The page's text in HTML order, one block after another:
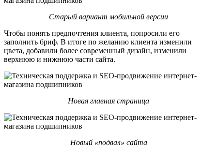
Старый вариант мобильной версии
Чтобы понять предпочтения клиента, попросили его
заполнить бриф. В итоге по желанию клиента изменили
цвета, добавили более современный дизайн, изменили
верхнюю и нижнюю части сайта.
Новая главная страница
Новый «подвал» сайта